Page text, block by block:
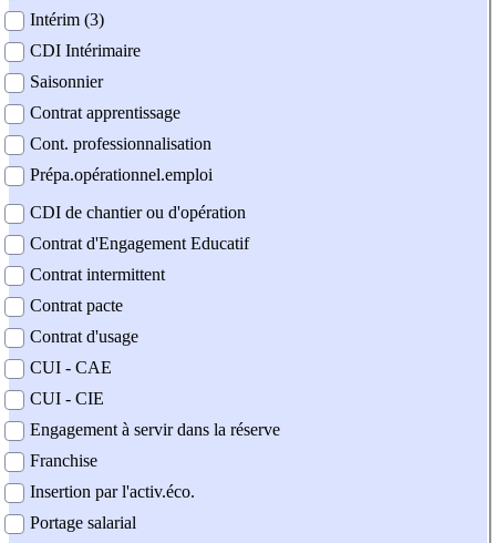
Intérim (3)
CDI Intérimaire
Saisonnier
Contrat apprentissage
Cont. professionnalisation
Prépa.opérationnel.emploi
CDI de chantier ou d'opération
Contrat d'Engagement Educatif
Contrat intermittent
Contrat pacte
Contrat d'usage
CUI - CAE
CUI - CIE
Engagement à servir dans la réserve
Franchise
Insertion par l'activ.éco.
Portage salarial